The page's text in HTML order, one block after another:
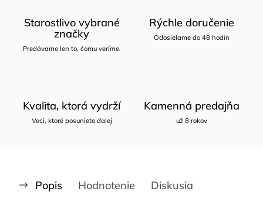
Starostlivo vybrané
značky
Predávame len to, čomu veríme.
Rýchle doručenie
Odosielame do 48 hodín
Kvalita, ktorá vydrží
Veci, ktoré posuniete ďalej
Kamenná predajňa
už 8 rokov
Popis Hodnotenie Diskusia